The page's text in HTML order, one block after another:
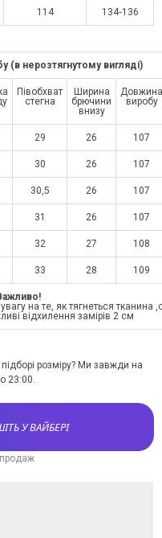
114 134‑136
(в нерозтягнутому вигляді)
Півобхват
стегна
Ширина
брючини
внизу
Довжина
виробу
29 26 107
30 26 107
30,5 26 107
31 26 107
32 27 108
33 28 109
на те, як тягнеться тканина
відхилення замірів 2 см
розміру? Ми завжди на
23:00.
У ВАЙБЕРІ